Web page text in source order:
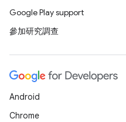
Google Play support
參加研究調查
Android
Chrome